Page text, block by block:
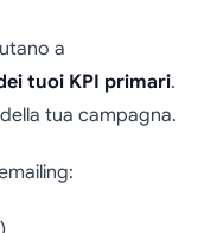
a
tuoi KPI primari.
tua campagna.